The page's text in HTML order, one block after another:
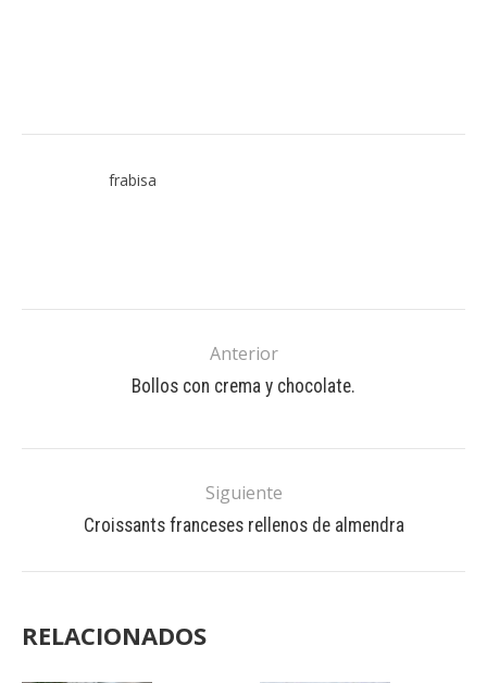
frabisa
Anterior
Bollos con crema y chocolate.
Siguiente
Croissants franceses rellenos de almendra
RELACIONADOS